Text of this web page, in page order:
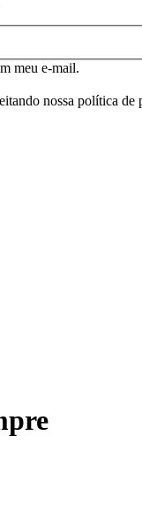
meu e-mail.
nossa política de